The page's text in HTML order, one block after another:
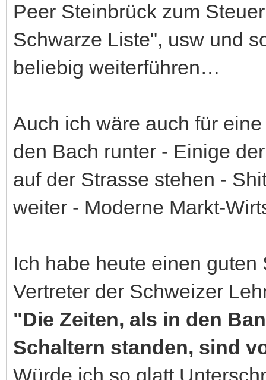
Peer Steinbrück zum
Schwarze Liste", usw und
beliebig weiterführen…
Auch ich wäre auch für
den Bach runter - Einige
auf der Strasse stehen -
weiter - Moderne Markt-
Ich habe heute einen
Vertreter der Schweizer
"Die Zeiten, als in den
Schaltern standen, sind
Würde ich so glatt